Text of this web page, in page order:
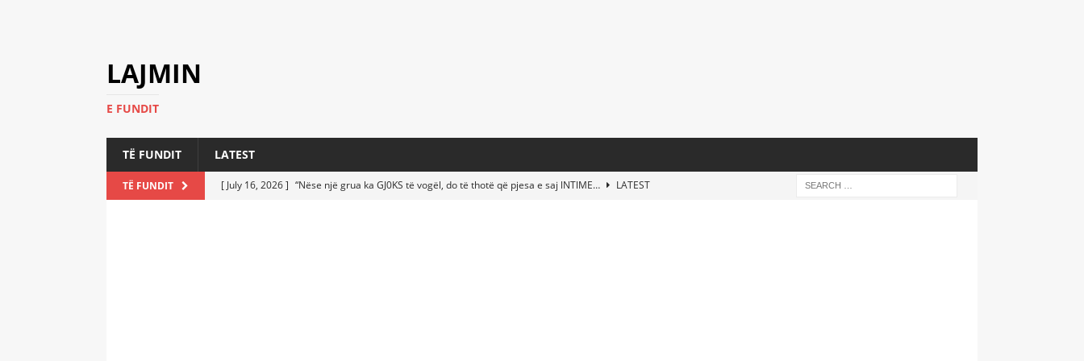
LAJMIN
E FUNDIT
TË FUNDIT LATEST
TË FUNDIT [ July 16, 2026 ] “Nëse një grua ka GJ0KS të vogël, do të thotë që pjesa e saj lNTlME…
LATEST